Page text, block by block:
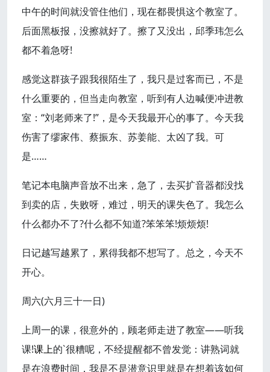
中午的时间就没管住他们，现在都畏惧这个教室了。
后面黑板报，没擦就好了。擦了又没出，邱季玮怎么
都不着急呀!
感觉这群孩子跟我很陌生了，我只是过客而已，不是
什么重要的，但当走向教室，听到有人边喊便冲进教
室：“刘老师来了!”，是今天我最开心的事了。今天我
伤害了缪家伟、蔡振东、苏姜能、太凶了我。可
是……
笔记本电脑声音放不出来，急了，去买扩音器都没找
到卖的店，失败呀，难过，明天的课失色了。我怎么
什么都办不了?什么都不知道?笨笨笨!烦烦烦!
日记越写越累了，累得我都不想写了。总之，今天不
开心。
周六(六月三十一日)
上周一的课，很意外的，顾老师走进了教室——听我
课!课上的`很糟呢，不经提醒都不曾发觉：讲熟词就
是在浪费时间，我是不是潜意识里就是在想着该如何